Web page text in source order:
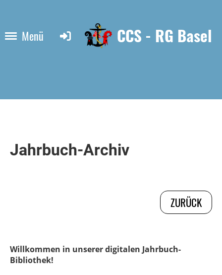
Menü CCS - RG Basel
Jahrbuch-Archiv
ZURÜCK
Willkommen in unserer digitalen Jahrbuch-
Bibliothek!